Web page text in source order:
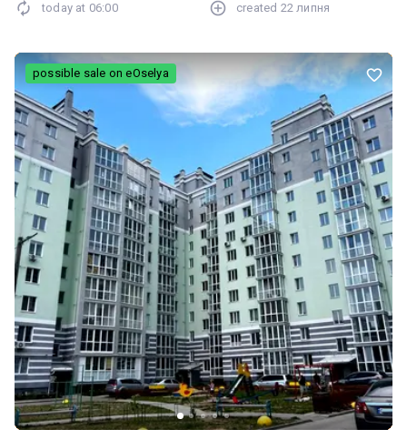
today at 06:00 created 22 липня
possible sale on eOselya